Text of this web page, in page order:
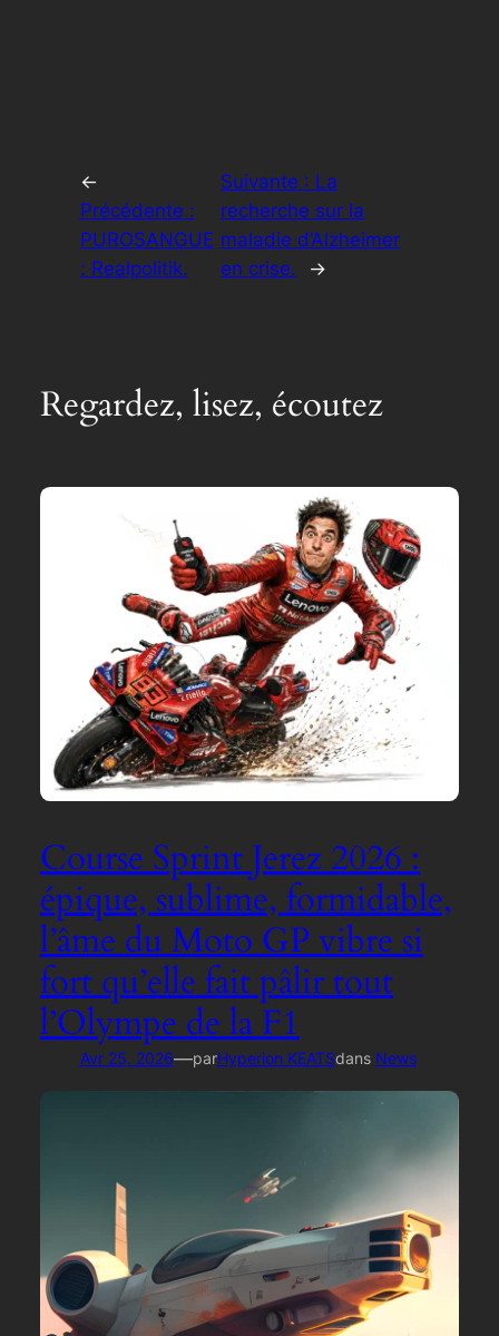
←
Précédente :
PUROSANGUE
: Realpolitik.
Suivante : La
recherche sur la
maladie d’Alzheimer
en crise.
→
Regardez, lisez, écoutez
Course Sprint Jerez 2026 :
épique, sublime, formidable,
l’âme du Moto GP vibre si
fort qu’elle fait pâlir tout
l’Olympe de la F1
Avr 25, 2026—parHyperion KEATSdans News